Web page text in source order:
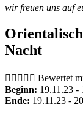
wir freuen uns auf
Nacht
     Bewertet
Beginn: 19.11.23 -
Ende: 19.11.23 -